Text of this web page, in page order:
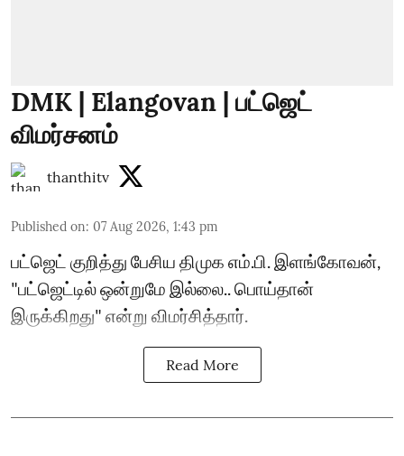
DMK | Elangovan | பட்ஜெட்
விமர்சனம்
thanthitv
Published on: 07 Aug 2026, 1:43 pm
பட்ஜெட் குறித்து பேசிய திமுக எம்.பி. இளங்கோவன்,
"பட்ஜெட்டில் ஒன்றுமே இல்லை.. பொய்தான்
இருக்கிறது" என்று விமர்சித்தார்.
Read More